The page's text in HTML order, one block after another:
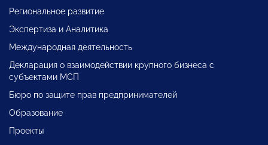
Региональное развитие
Экспертиза и Аналитика
Международная деятельность
Декларация о взаимодействии крупного бизнеса с
субъектами МСП
Бюро по защите прав предпринимателей
Образование
Проекты